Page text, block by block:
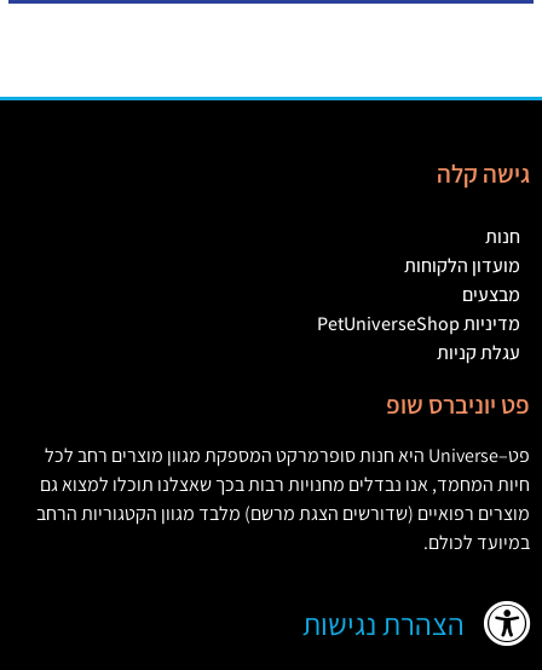
גישה קלה
חנות
מועדון הלקוחות
מבצעים
מדיניות PetUniverseShop
עגלת קניות
פט יוניברס שופ
פט–
Universe היא חנות סופרמרקט המספקת מגוון מוצרים רחב לכל
חיות המחמד,אנו נבדלים מחנויות רבות בכך שאצלנו תוכלו למצוא גם
מוצרים רפואיים (שדורשים הצגת מרשם) מלבד מגוון הקטגוריות הרחב
במיועד לכולם.
הצהרת נגישות